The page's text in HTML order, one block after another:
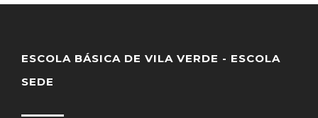
ESCOLA BÁSICA DE VILA VERDE - ESCOLA
SEDE